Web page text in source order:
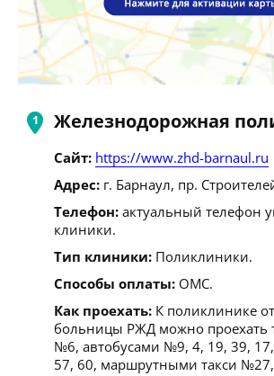
Железнодорожная
Сайт: https://www.zhd-barnaul.ru
Адрес: г. Барнаул, пр.
Телефон: актуальный телефон
клиники.
Тип клиники: Поликлиники.
Способы оплаты: ОМС.
Как проехать: К поликлинике
больницы РЖД можно проехать
№6, автобусами №9, 4, 19, 39,
57, 60, маршрутными такси